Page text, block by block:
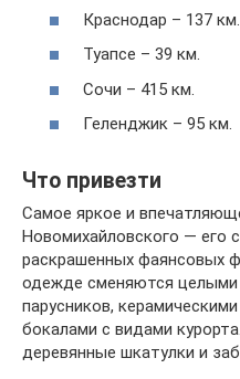
Краснодар – 137 км.
Туапсе – 39 км.
Сочи – 415 км.
Геленджик – 95 км.
Что привезти
Самое яркое и
Новомихайловского — его
раскрашенных фаянсовых
одежде сменяются целыми
парусников,
бокалами с видами
деревянные шкатулки и